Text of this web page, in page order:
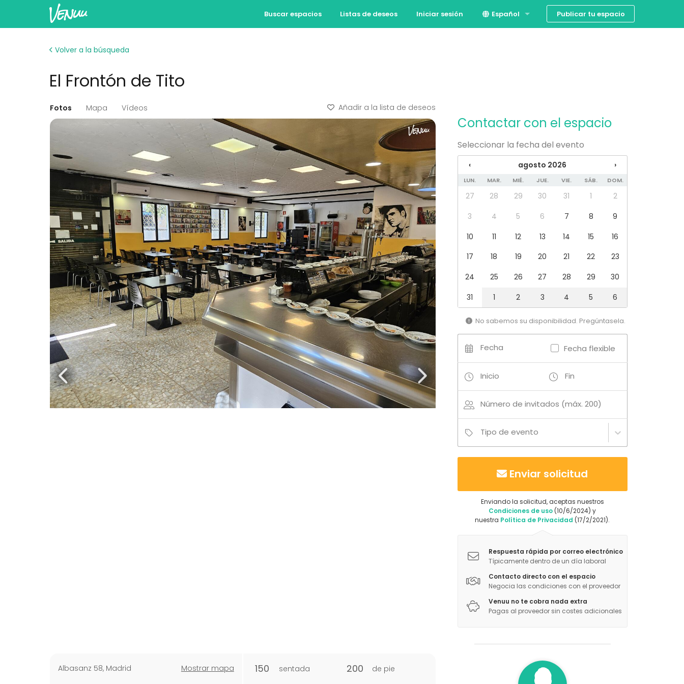
Buscar espacios Listas de deseos Iniciar sesión Español Publicar tu espacio
Volver a la búsqueda
El Frontón de Tito
Fotos Mapa Vídeos Añadir a la lista de deseos
Albasanz 58, Madrid Mostrar mapa 150 sentada 200 de pie
Contactar con el espacio
Seleccionar la fecha del evento
‹ agosto 2026 ›
LUN. MAR. MIÉ. JUE. VIE. SÁB. DOM.
27 28 29 30 31 1
2
3
4 5 6 7 8
9
10
11 12 13 14 15
16
17
18 19 20 21 22
23
24
25 26 27 28 29
30
31
1 2 3 4 5 6
No sabemos su disponibilidad. Pregúntasela.
Fecha Fecha flexible
Inicio Fin
Número de invitados (máx. 200)
Tipo de evento
Enviar solicitud
Enviando la solicitud, aceptas nuestros
Condiciones de uso (10/6/2024) y
nuestra Política de Privacidad (17/2/2021).
Respuesta rápida por correo electrónico
Típicamente dentro de un día laboral
Contacto directo con el espacio
Negocia las condiciones con el proveedor
Venuu no te cobra nada extra
Pagas al proveedor sin costes adicionales